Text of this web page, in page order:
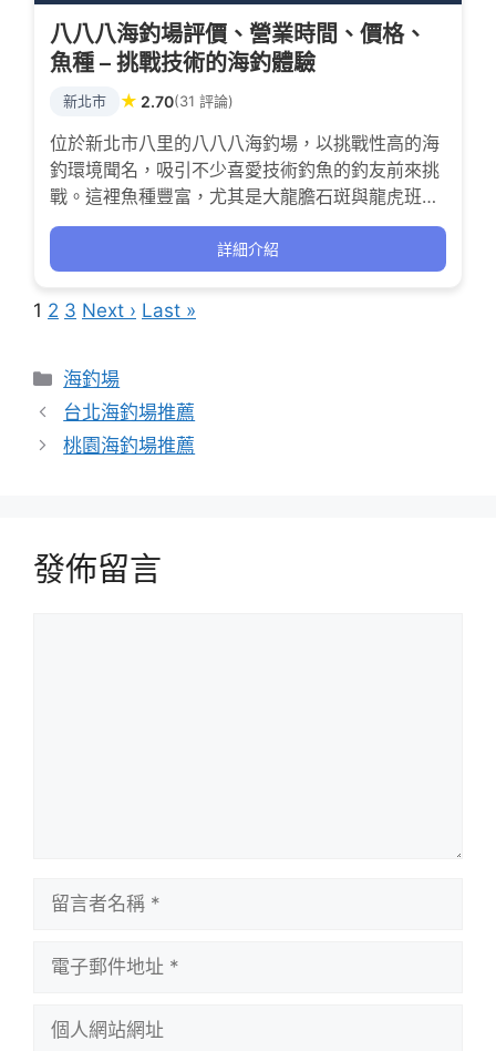
八八八海釣場評價、營業時間、價格、
魚種 – 挑戰技術的海釣體驗
新北市 ★ 2.70(31 評論)
位於新北市八里的八八八海釣場，以挑戰性高的海
釣環境聞名，吸引不少喜愛技術釣魚的釣友前來挑
戰。這裡魚種豐富，尤其是大龍膽石斑與龍虎班，
讓釣客在海風與美景中享受刺激的釣魚樂趣。雖然
環境維護仍有提升空間，但店家近年積極改善，適
合追求真實海釣挑戰的釣手。
詳細介紹
1 2 3 Next › Last »
分
類
海釣場
台北海釣場推薦
桃園海釣場推薦
發佈留言